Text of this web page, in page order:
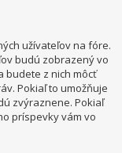
užívateľov na fóre.
budú zobrazený vo
budete z nich môcť
Pokiaľ to umožňuje
zvýraznene. Pokiaľ
príspevky vám vo